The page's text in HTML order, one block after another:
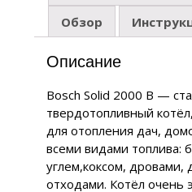
Обзор
Описание
Bosch Solid 2000 B —
твердотопливный
для отопления дач,
всеми видами топлива:
углем,коксом, дровами,
отходами. Котёл очень